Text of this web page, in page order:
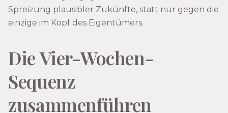
Spreizung plausibler Zukünfte, statt nur gegen die
einzige im Kopf des Eigentümers.
Die Vier-Wochen-
Sequenz
zusammenführen